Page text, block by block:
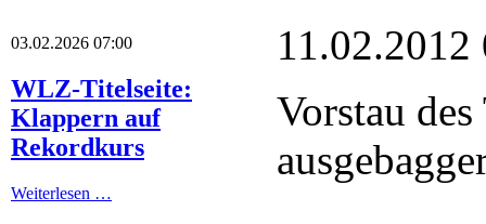
03.02.2026 07:00
WLZ-Titelseite:
Klappern auf
Rekordkurs
Weiterlesen …
11.02.2012
Vorstau